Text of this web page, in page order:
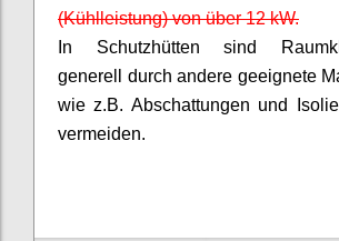
(Kühlleistung) von über 12 kW.
In Schutzhütten sind
generell durch andere geeignete
wie z.B. Abschattungen und
vermeiden.